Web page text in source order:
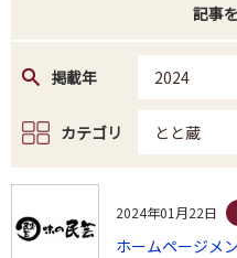
記事
掲載年 2024
カテゴリ とと蔵
2024年01月22日
ホームページメ